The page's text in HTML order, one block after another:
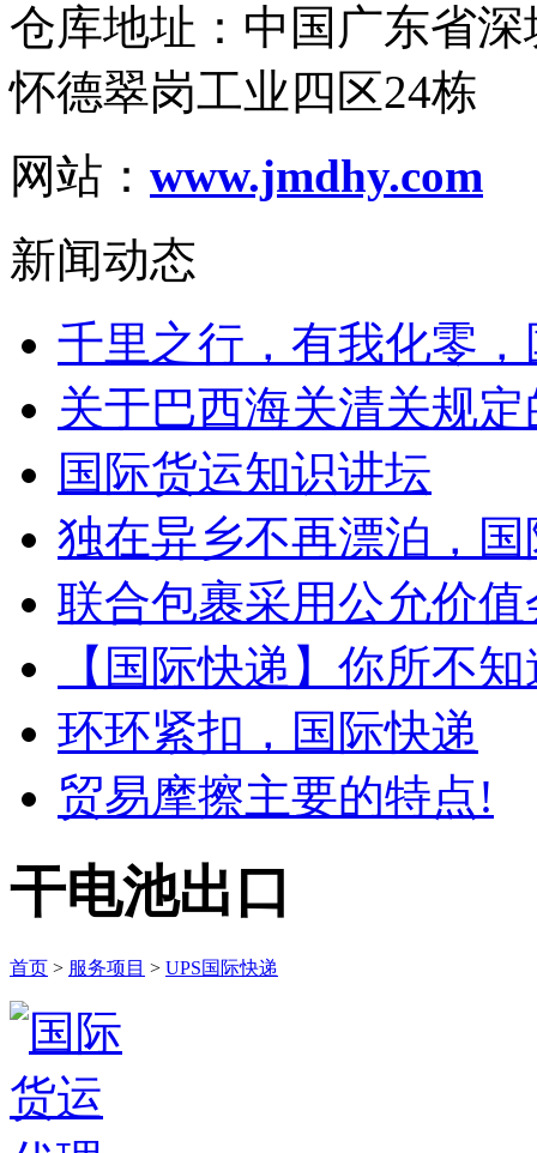
仓库地址：中国广东省
怀德翠岗工业四区24栋
网站： www.jmdhy.com
新闻动态
千里之行，有我化零
关于巴西海关清关规
国际货运知识讲坛
独在异乡不再漂泊，
联合包裹采用公允价
【国际快递】你所不
环环紧扣，国际快递
贸易摩擦主要的特点!
干电池出口
首页 > 服务项目 > UPS国际快递